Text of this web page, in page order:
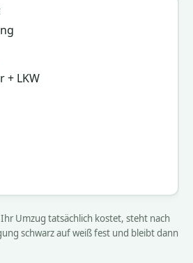
+ LKW
Umzug tatsächlich kostet, steht nach
schwarz auf weiß fest und bleibt dann